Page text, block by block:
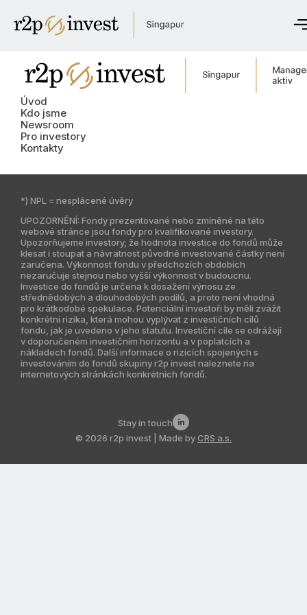
Kdo jsme
Česky
Globální web
Česká republika
Indie
Jižní Amerika
Kazachstán
Úvod
Kdo jsme
Newsroom
Pro investory
Kontakty
*) NPL = nesplácené úvěry
UPOZORNĚNÍ: Fondy prezentované nebo zmíněné na této
webové stránce jsou fondy pro kvalifikované investory.
Upozorňujeme investory, že hodnota investice do fondů může
klesat i stoupat a návratnost původně investované částky není
zaručena. Výkonnost fondu v předchozích obdobích
nezaručuje stejnou nebo vyšší výkonnost v budoucnu.
Investice do fondů je určena k dosažení výnosu ze
střednědobých a dlouhodobých podílů, a proto není vhodná
pro krátkodobé spekulace. Potenciální investoři by měli zvážit
konkrétní rizika, která mohou vyplývat z investičních cílů
fondu, jak je uvedeno v jeho statutu. Investiční cíle se odrážejí
v doporučeném investičním horizontu a v poplatcích a
nákladech fondů. Další informace o rizicích spojených s
investováním do fondů skupiny r2p invest naleznete na
internetových stránkách konkrétních fondů.
© 2026 r2p invest | Made byCRS a.s.
Stay in touch